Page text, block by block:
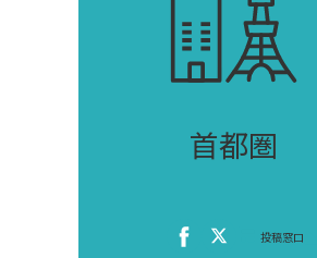
首都圏
投稿窓口